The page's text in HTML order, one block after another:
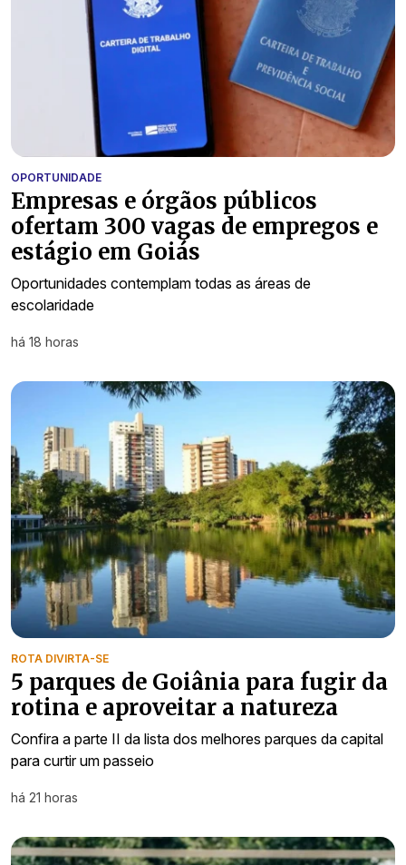
OPORTUNIDADE
Empresas e órgãos públicos
ofertam 300 vagas de empregos e
estágio em Goiás
Oportunidades contemplam todas as áreas de
escolaridade
há 18 horas
ROTA DIVIRTA-SE
5 parques de Goiânia para fugir da
rotina e aproveitar a natureza
Confira a parte II da lista dos melhores parques da capital
para curtir um passeio
há 21 horas